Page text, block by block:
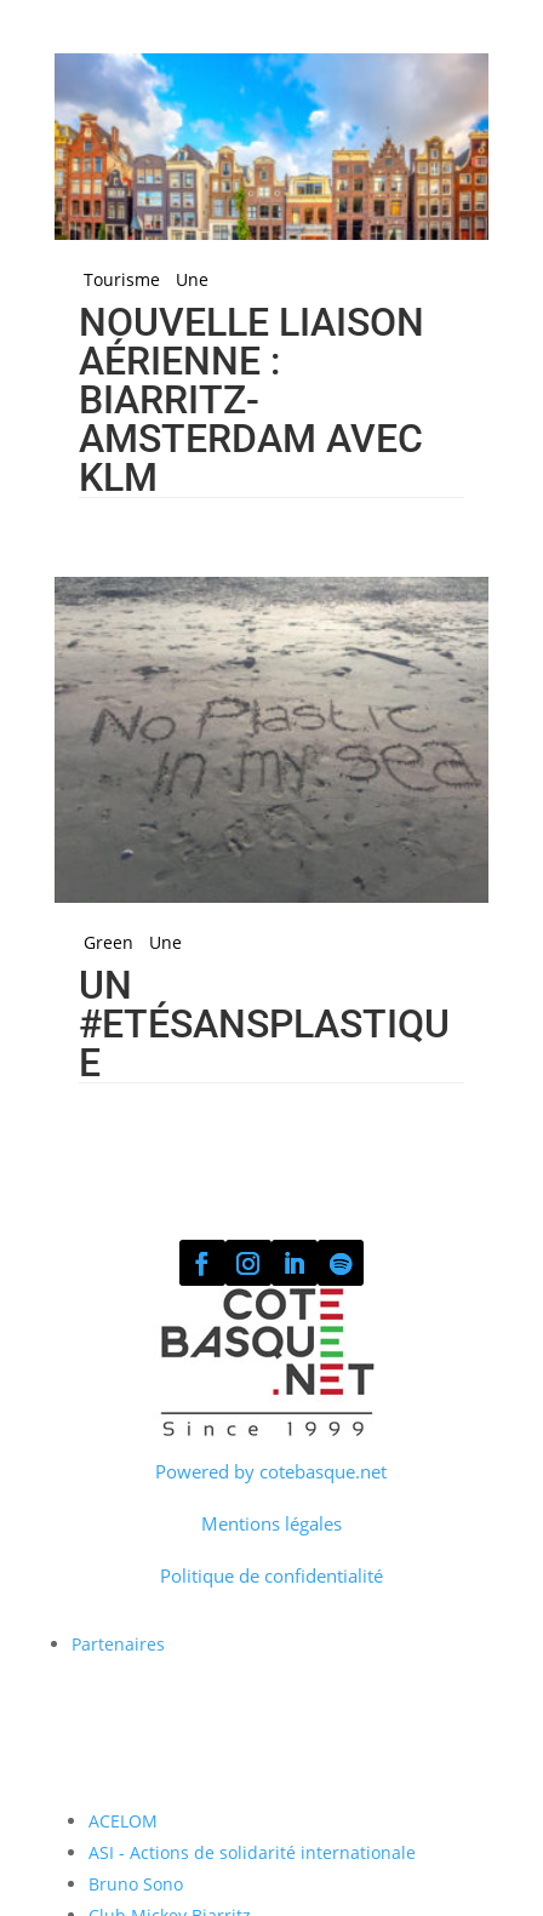
Tourisme Une
NOUVELLE LIAISON
AÉRIENNE :
BIARRITZ-
AMSTERDAM AVEC
KLM
Green Une
UN
#ETÉSANSPLASTIQU
E
Powered by cotebasque.net
Mentions légales
Politique de confidentialité
Partenaires
ACELOM
ASI - Actions de solidarité internationale
Bruno Sono